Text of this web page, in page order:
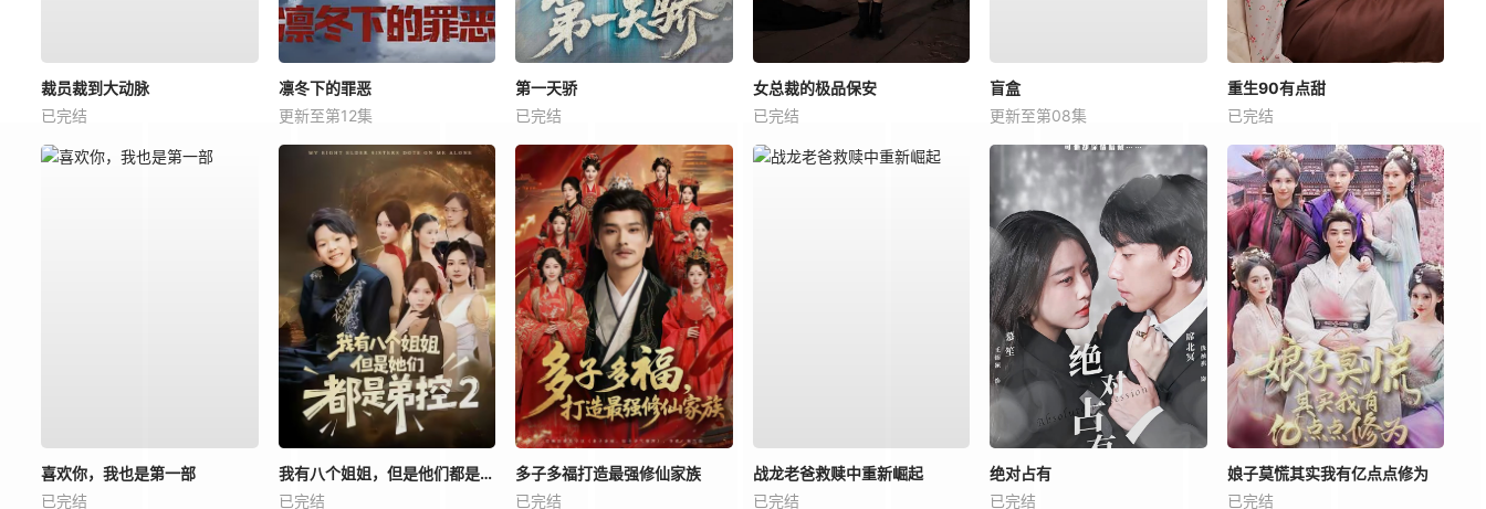
裁员裁到大动脉
已完结
凛冬下的罪恶
更新至第12集
第一天骄
已完结
女总裁的极品保安
已完结
盲盒
更新至第08集
重生90有点甜
已完结
喜欢你，我也是第一部
已完结
我有八个姐姐，但是他们都是弟控2
已完结
多子多福打造最强修仙家族
已完结
战龙老爸救赎中重新崛起
已完结
绝对占有
已完结
娘子莫慌其实我有亿点点修为
已完结